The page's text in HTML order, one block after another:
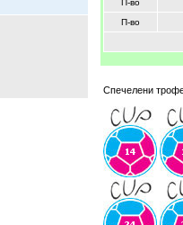
П-во
П-во
Спечелени